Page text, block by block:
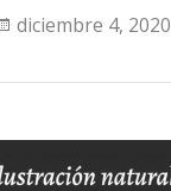
diciembre 4, 2020